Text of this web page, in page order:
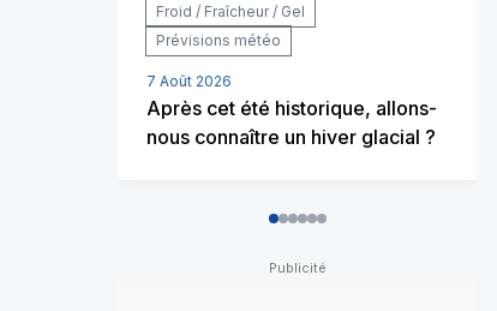
Froid / Fraîcheur / Gel
Prévisions météo
7 Août 2026
Après cet été historique, allons-
nous connaître un hiver glacial ?
012345